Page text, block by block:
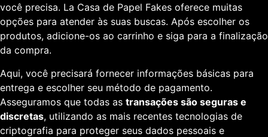
você precisa. La Casa de Papel Fakes oferece muitas
opções para atender às suas buscas. Após escolher os
produtos, adicione-os ao carrinho e siga para a finalização
da compra.
Aqui, você precisará fornecer informações básicas para
entrega e escolher seu método de pagamento.
Asseguramos que todas as transações são seguras e
discretas, utilizando as mais recentes tecnologias de
criptografia para proteger seus dados pessoais e